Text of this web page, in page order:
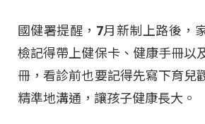
國健署提醒，7月新制上路後，
檢記得帶上健保卡、健康手冊以
冊，看診前也要記得先寫下育兒
精準地溝通，讓孩子健康長大。